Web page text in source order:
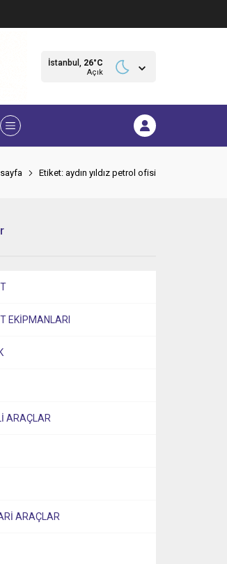
İstanbul, 26°C
Açık
Etiket: aydın yıldız petrol ofisi
EKİPMANLARI
ARAÇLAR
ARAÇLAR